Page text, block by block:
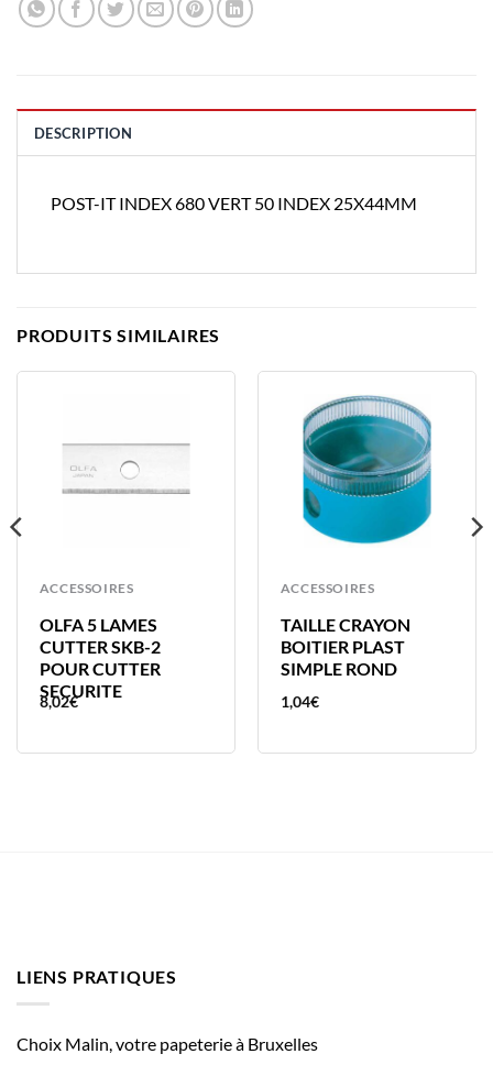
DESCRIPTION
POST-IT INDEX 680 VERT 50 INDEX 25X44MM
PRODUITS SIMILAIRES
ACCESSOIRES
OLFA 5 LAMES
CUTTER SKB-2
POUR CUTTER
SECURITE
8,02€
ACCESSOIRES
TAILLE CRAYON
BOITIER PLAST
SIMPLE ROND
1,04€
LIENS PRATIQUES
Choix Malin, votre papeterie à Bruxelles